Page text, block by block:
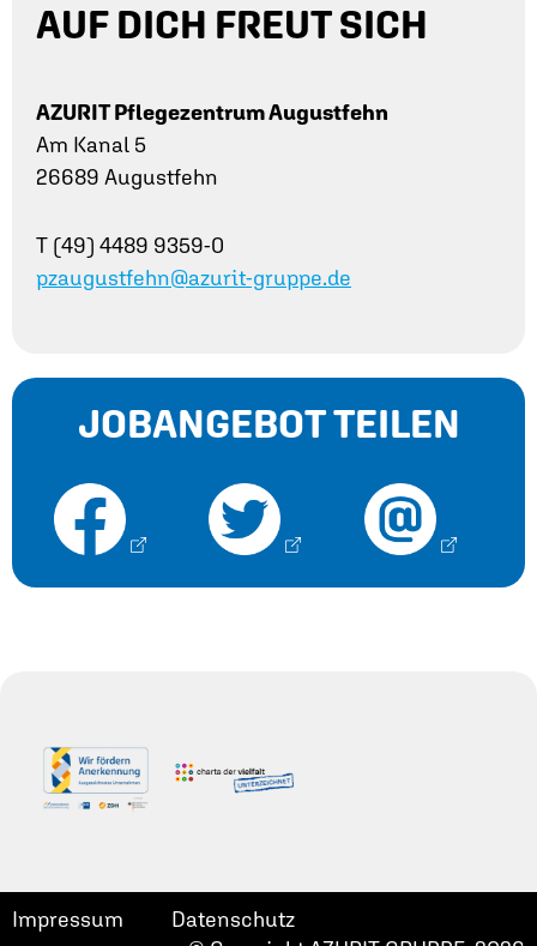
AUF DICH FREUT SICH
AZURIT Pflegezentrum Augustfehn
Am Kanal 5
26689 Augustfehn
T (49) 4489 9359-0
pzaugustfehn@azurit-gruppe.de
JOBANGEBOT TEILEN
Impressum
Datenschutz